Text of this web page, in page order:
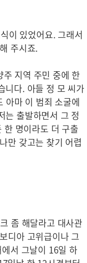
이 있었어요. 그래서
주시죠.
지역 주민 중에 한
니다. 아들 정 모 씨가
아마 이 범죄 소굴에
는 출발하면서 그 정
한 명이라도 더 구출
만 갖고는 찾기 어렵
좀 해달라고 대사관
디아 고위급이나 그
서 그날이 16일 하